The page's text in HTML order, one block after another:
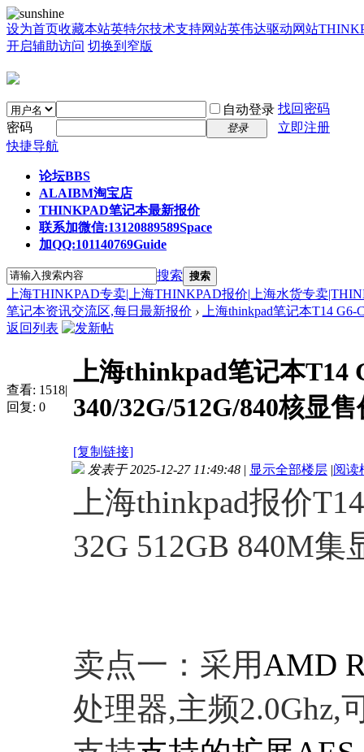
设为首页收藏本站英特尔技术支持网站英伟达驱动网站
开启辅助访问 切换到窄版
自动登录 找回密码
密码
登录
立即注册
快捷导航
论坛BBS
ALAIBM淘宝店
THINKPAD笔记本最新报价
联系加微信:13120889589Space
加QQ:101140769Guide
搜索 搜索
上海THINKPAD专卖|上海THINKPAD报价|上海水货专卖
笔记本资讯交流区,每日最新报价 ›
上海thinkpad笔记本T14
返回列表
查看: 1518|
回复: 0
上海thinkpad笔记本T14
340/32G/512G/840核显
[复制链接]
发表于 2025-12-27 11:49:48 | 显示全部楼层 |阅读
上海thinkpad报价
32G 512GB 840M集
卖点一：采用AMD
处理器,主频2.0Ghz,